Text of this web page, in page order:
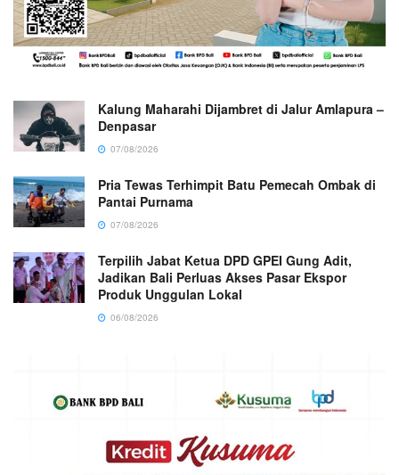
Kalung Maharahi Dijambret di Jalur Amlapura –
Denpasar
07/08/2026
Pria Tewas Terhimpit Batu Pemecah Ombak di
Pantai Purnama
07/08/2026
Terpilih Jabat Ketua DPD GPEI Gung Adit,
Jadikan Bali Perluas Akses Pasar Ekspor
Produk Unggulan Lokal
06/08/2026